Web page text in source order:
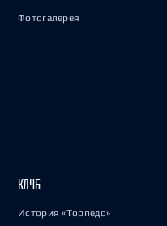
Фотогалерея
КЛУБ
История «Торпедо»